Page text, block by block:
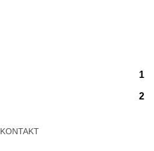
1
2
KONTAKT